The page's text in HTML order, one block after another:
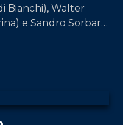
Bianchi), Walter
e Sandro Sorbara,